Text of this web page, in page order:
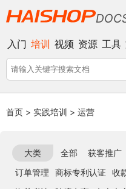
入门 培训 视频 资源 工具
首页 > 实践培训 > 运营
大类 全部 获客推广
订单管理
商标专利认证 收